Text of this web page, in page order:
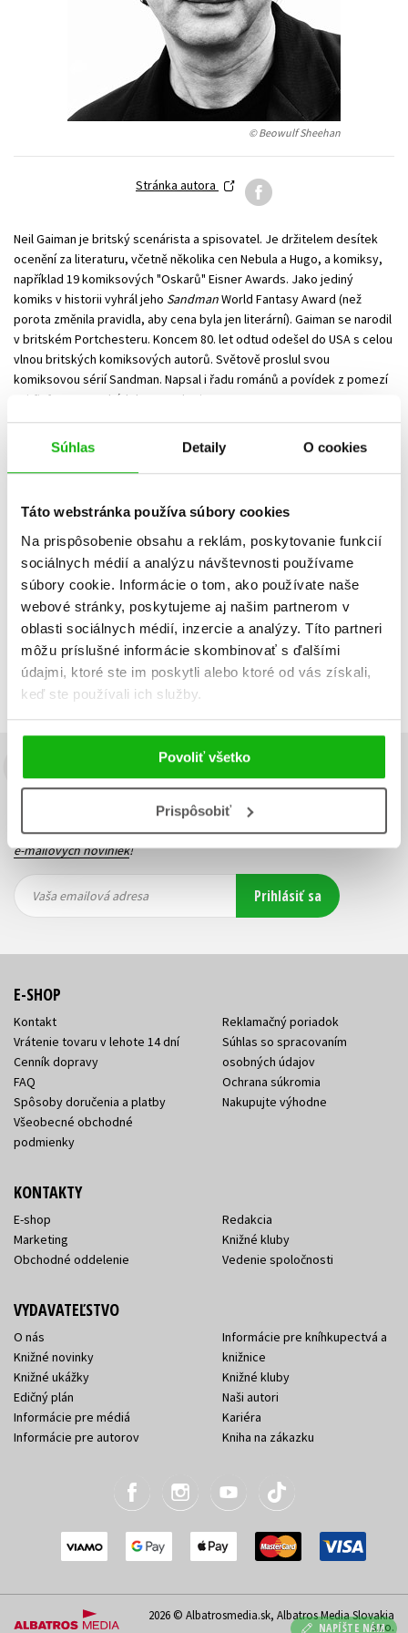
Súhlas Detaily O cookies
Táto webstránka používa súbory cookies
Na prispôsobenie obsahu a reklám, poskytovanie funkcií
sociálnych médií a analýzu návštevnosti používame
súbory cookie. Informácie o tom, ako používate naše
webové stránky, poskytujeme aj našim partnerom v
oblasti sociálnych médií, inzercie a analýzy. Títo partneri
môžu príslušné informácie skombinovať s ďalšími
údajmi, ktoré ste im poskytli alebo ktoré od vás získali,
keď ste používali ich služby.
Povoliť všetko
Prispôsobiť
Učebnice
Umenie a kultúra
Výchova a pedagogika
Young adult
Young adult (SK)
Zdravie a životný štýl
© Beowulf Sheehan
Stránka autora
Neil Gaiman je britský scenárista a spisovatel. Je držitelem desítek
ocenění za literaturu, včetně několika cen Nebula a Hugo, a komiksy,
například 19 komiksových "Oskarů" Eisner Awards. Jako jediný
komiks v historii vyhrál jeho SandmanWorld Fantasy Award (než
porota změnila pravidla, aby cena byla jen literární). Gaiman se narodil
v britském Portchesteru. Koncem 80. let odtud odešel do USA s celou
vlnou britských komiksových autorů. Světově proslul svou
komiksovou sérií Sandman. Napsal i řadu románů a povídek z pomezí
sci-fi, fantasy, pohádek a mytologie.
Strážny pes
Dátum vydania Predajnosť
Názov
Cena
IBA DOSTUPNÉ
Neboli nájdené žiadne tituly
NAPÍŠTE NÁM
Budete to vedieť ako prvý!
Zaujíma Vás, aký knižný hit práve vychádza, na aký tovar je
výhodná zľava, aká beží súťaž o ceny?Prihláste sa k odberu našich
e-mailových noviniek!
emailová
emailová
Vaša emailová adresa Prihlásiť sa
E-SHOP
Kontakt
Vrátenie tovaru v lehote 14 dní
Cenník dopravy
FAQ
Spôsoby doručenia a platby
Všeobecné obchodné
podmienky
Reklamačný poriadok
Súhlas so spracovaním
osobných údajov
Ochrana súkromia
Nakupujte výhodne
KONTAKTY
E-shop
Marketing
Obchodné oddelenie
Redakcia
Knižné kluby
Vedenie spoločnosti
VYDAVATEĽSTVO
O nás
Knižné novinky
Knižné ukážky
Edičný plán
Informácie pre médiá
Informácie pre autorov
Informácie pre kníhkupectvá a
knižnice
Knižné kluby
Naši autori
Kariéra
Kniha na zákazku
2026 © Albatrosmedia.sk, Albatros Media Slovakia
s.r.o.